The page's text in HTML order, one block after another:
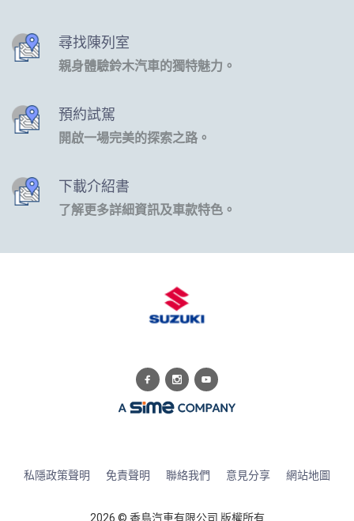
尋找陳列室
親身體驗鈴木汽車的獨特魅力。
預約試駕
開啟一場完美的探索之路。
下載介紹書
了解更多詳細資訊及車款特色。
私隱政策聲明 免責聲明 聯絡我們 意見分享 網站地圖
2026 © 香島汽車有限公司 版權所有